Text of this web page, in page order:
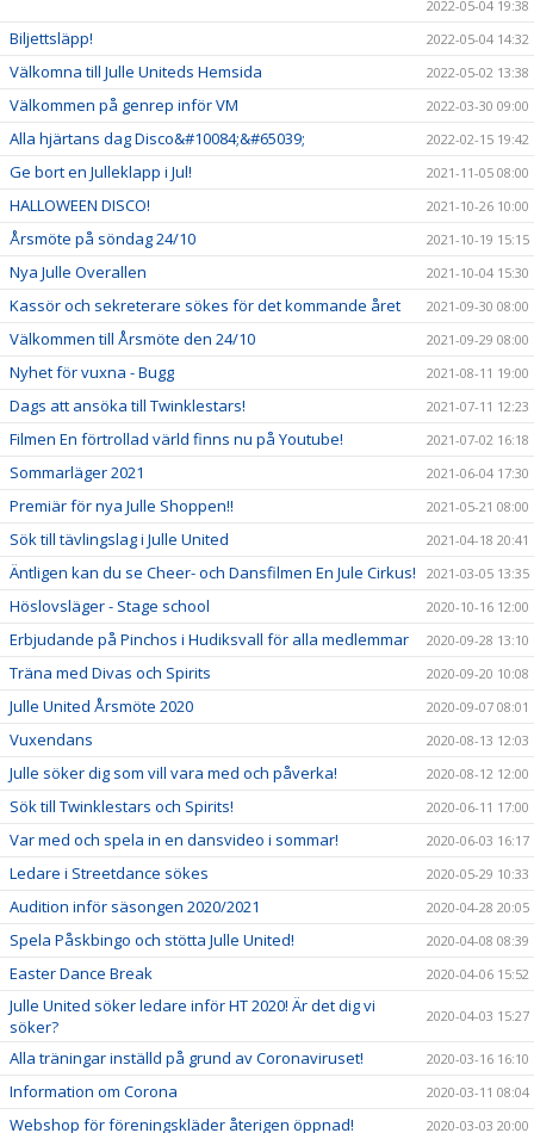
2022-05-04 19:38
Biljettsläpp! 2022-05-04 14:32
Välkomna till Julle Uniteds Hemsida 2022-05-02 13:38
Välkommen på genrep inför VM 2022-03-30 09:00
Alla hjärtans dag Disco&#10084;&#65039; 2022-02-15 19:42
Ge bort en Julleklapp i Jul! 2021-11-05 08:00
HALLOWEEN DISCO! 2021-10-26 10:00
Årsmöte på söndag 24/10 2021-10-19 15:15
Nya Julle Overallen 2021-10-04 15:30
Kassör och sekreterare sökes för det kommande året 2021-09-30 08:00
Välkommen till Årsmöte den 24/10 2021-09-29 08:00
Nyhet för vuxna - Bugg 2021-08-11 19:00
Dags att ansöka till Twinklestars! 2021-07-11 12:23
Filmen En förtrollad värld finns nu på Youtube! 2021-07-02 16:18
Sommarläger 2021 2021-06-04 17:30
Premiär för nya Julle Shoppen!! 2021-05-21 08:00
Sök till tävlingslag i Julle United 2021-04-18 20:41
Äntligen kan du se Cheer- och Dansfilmen En Jule Cirkus! 2021-03-05 13:35
Höslovsläger - Stage school 2020-10-16 12:00
Erbjudande på Pinchos i Hudiksvall för alla medlemmar 2020-09-28 13:10
Träna med Divas och Spirits 2020-09-20 10:08
Julle United Årsmöte 2020 2020-09-07 08:01
Vuxendans 2020-08-13 12:03
Julle söker dig som vill vara med och påverka! 2020-08-12 12:00
Sök till Twinklestars och Spirits! 2020-06-11 17:00
Var med och spela in en dansvideo i sommar! 2020-06-03 16:17
Ledare i Streetdance sökes 2020-05-29 10:33
Audition inför säsongen 2020/2021 2020-04-28 20:05
Spela Påskbingo och stötta Julle United! 2020-04-08 08:39
Easter Dance Break 2020-04-06 15:52
Julle United söker ledare inför HT 2020! Är det dig vi
söker?
2020-04-03 15:27
Alla träningar inställd på grund av Coronaviruset! 2020-03-16 16:10
Information om Corona 2020-03-11 08:04
Webshop för föreningskläder återigen öppnad! 2020-03-03 20:00